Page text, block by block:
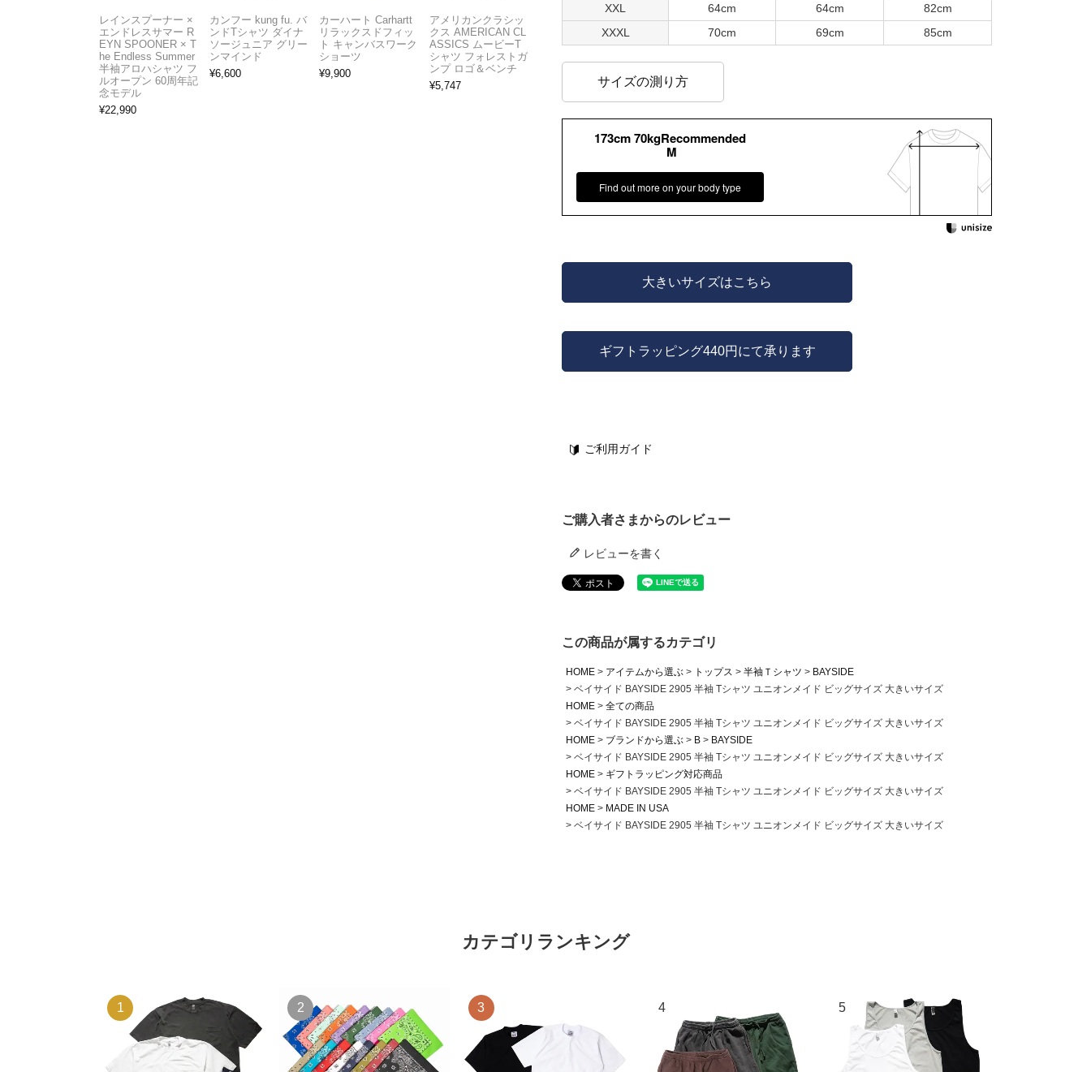
XXL
64cm 64cm
82cm
XXXL
70cm 69cm 85cm
サイズの測り方
173cm 70kgRecommended
M
Find out more on your body type
大きいサイズはこちら
ギフトラッピング440円にて承ります
ご利用ガイド
ご購入者さまからのレビュー
レビューを書く
この商品が属するカテゴリ
HOME アイテムから選ぶ トップス 半袖Ｔシャツ
BAYSIDE
ベイサイド BAYSIDE 2905 半袖 Tシャツ ユニオンメイド ビッグサイズ 大きいサイズ
HOME
全ての商品
ベイサイド BAYSIDE 2905 半袖 Tシャツ ユニオンメイド ビッグサイズ 大きいサイズ
HOME
ブランドから選ぶ B
BAYSIDE
ベイサイド BAYSIDE 2905 半袖 Tシャツ ユニオンメイド ビッグサイズ 大きいサイズ
HOME
ギフトラッピング対応商品
ベイサイド BAYSIDE 2905 半袖 Tシャツ ユニオンメイド ビッグサイズ 大きいサイズ
HOME
MADE IN USA
ベイサイド BAYSIDE 2905 半袖 Tシャツ ユニオンメイド ビッグサイズ 大きいサイズ
レインスプーナー ×
エンドレスサマー R
EYN SPOONER × T
he Endless Summer
半袖アロハシャツ フ
ルオープン 60周年記
念モデル
¥22,990
カンフー kung fu. バ
ンドTシャツ ダイナ
ソージュニア グリー
ンマインド
¥6,600
カーハート Carhartt
リラックスドフィッ
ト キャンバスワーク
ショーツ
¥9,900
アメリカンクラシッ
クス AMERICAN CL
ASSICS ムービーT
シャツ フォレストガ
ンプ ロゴ＆ベンチ
¥5,747
カテゴリランキング